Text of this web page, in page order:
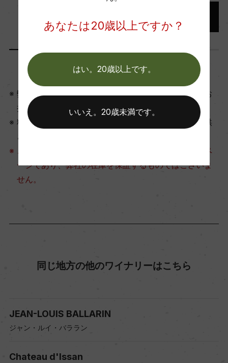
弊社は酒類卸でございますので、酒類販売業免許をお
持ちの店舗にのみ販売させていただいております。
料飲店様へはご帳合酒販売店様を通して商品をご提供
させていただいております。
こちらは、お客様が商品情報をお調べいただく為のペ
ージであり、弊社の在庫を保証するものではございま
せん。
同じ地方の他のワイナリーはこちら
JEAN-LOUIS BALLARIN
ジャン・ルイ・バララン
Chateau d'Issan
あなたは20歳以上ですか？
はい。20歳以上です。
いいえ。20歳未満です。